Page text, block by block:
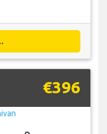
€396